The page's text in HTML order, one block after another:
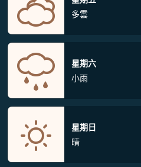
多雲
星期六
小雨
星期日
晴